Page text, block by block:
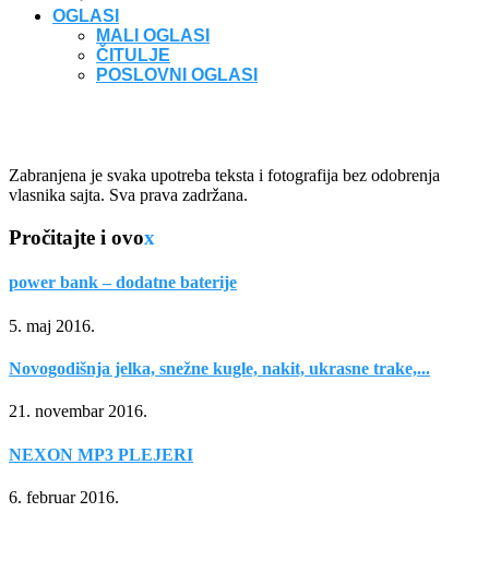
OGLASI
MALI OGLASI
ČITULJE
POSLOVNI OGLASI
Zabranjena je svaka upotreba teksta i fotografija bez odobrenja
vlasnika sajta. Sva prava zadržana.
Pročitajte i ovox
power bank – dodatne baterije
5. maj 2016.
Novogodišnja jelka, snežne kugle, nakit, ukrasne trake,...
21. novembar 2016.
NEXON MP3 PLEJERI
6. februar 2016.